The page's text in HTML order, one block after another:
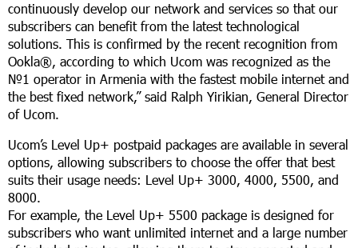
continuously develop our network and services so that our
subscribers can benefit from the latest technological
solutions. This is confirmed by the recent recognition from
Ookla®, according to which Ucom was recognized as the
№1 operator in Armenia with the fastest mobile internet and
the best fixed network,” said Ralph Yirikian, General Director
of Ucom.
Ucom’s Level Up+ postpaid packages are available in several
options, allowing subscribers to choose the offer that best
suits their usage needs: Level Up+ 3000, 4000, 5500, and
8000.
For example, the Level Up+ 5500 package is designed for
subscribers who want unlimited internet and a large number